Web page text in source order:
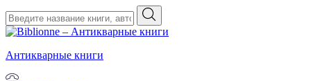
Антикварные книги